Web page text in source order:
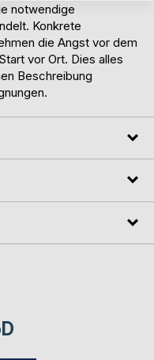
notwendige
Konkrete
die Angst vor dem
vor Ort. Dies alles
Beschreibung